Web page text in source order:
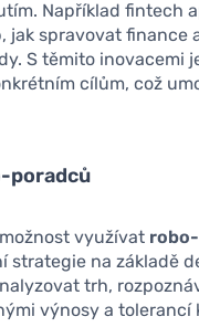
Například fintech
jak spravovat finance
S těmito inovacemi
cílům, což
poradců
využívat
strategie na základě
trh,
výnosy a